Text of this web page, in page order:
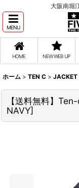
大阪南堀
MENU
HOME NEW WEB UP
ホーム > TEN C > JACKET
【送料無料】
NAVY]